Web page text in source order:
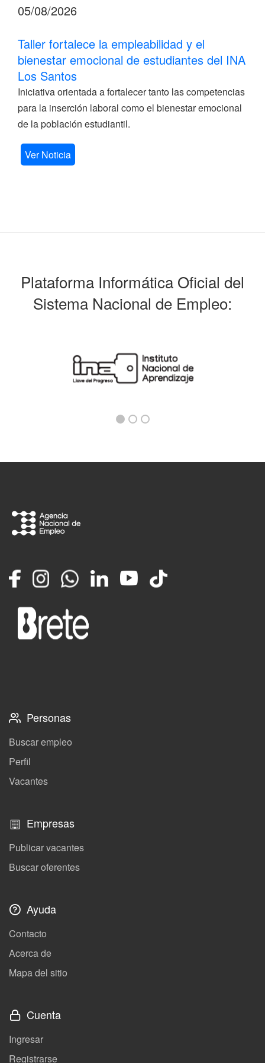
05/08/2026
Taller fortalece la empleabilidad y el
bienestar emocional de estudiantes del INA
Los Santos
Iniciativa orientada a fortalecer tanto las competencias
para la inserción laboral como el bienestar emocional
de la población estudiantil.
Ver Noticia
Plataforma Informática Oficial del
Sistema Nacional de Empleo:
FacebookInstagramWhatsappLinkedInYouTube
TikTok
Personas
Buscar empleo
Perfil
Vacantes
Empresas
Publicar vacantes
Buscar oferentes
Ayuda
Contacto
Acerca de
Mapa del sitio
Cuenta
Ingresar
Registrarse